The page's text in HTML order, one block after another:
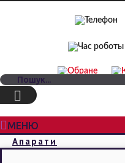
МЕНЮ
Апарати